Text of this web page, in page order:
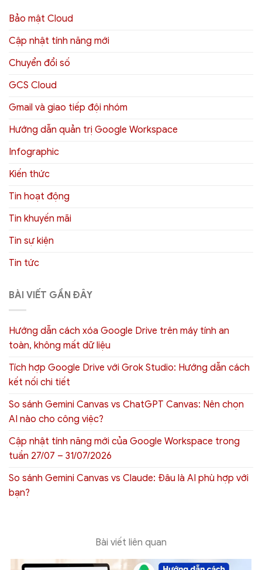
Bảo mật Cloud
Cập nhật tính năng mới
Chuyển đổi số
GCS Cloud
Gmail và giao tiếp đội nhóm
Hướng dẫn quản trị Google Workspace
Infographic
Kiến thức
Tin hoạt động
Tin khuyến mãi
Tin sự kiện
Tin tức
BÀI VIẾT GẦN ĐÂY
Hướng dẫn cách xóa Google Drive trên máy tính an
toàn, không mất dữ liệu
Tích hợp Google Drive với Grok Studio: Hướng dẫn cách
kết nối chi tiết
So sánh Gemini Canvas vs ChatGPT Canvas: Nên chọn
AI nào cho công việc?
Cập nhật tính năng mới của Google Workspace trong
tuần 27/07 – 31/07/2026
So sánh Gemini Canvas vs Claude: Đâu là AI phù hợp với
bạn?
Bài viết liên quan